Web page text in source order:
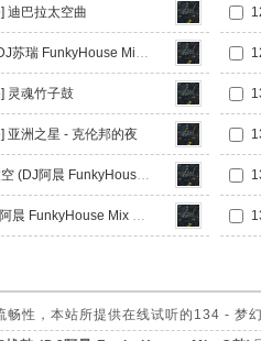
迪巴拉太空曲
128 - 太空船系列 (DJ苏瑞 FunkyHouse Mix 咚鼓)
灵魂竹子鼓
亚洲之星 - 克伦邦的夜
134 - 权威气质上太空 (DJ阿晨 FunkyHouse Mix Q鼓)
134 - 梦幻战鼓 (DJ阿晨 FunkyHouse Mix Q鼓)
畅性，本站所提供在线试听的134 -